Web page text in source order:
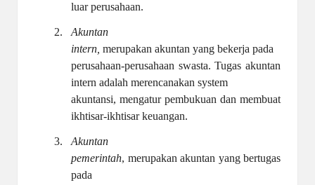
luar perusahaan.
2.
Akuntan
intern, merupakan akuntan yang bekerja pada
perusahaan-perusahaan swasta. Tugas akuntan
intern adalah merencanakan system
akuntansi, mengatur pembukuan dan membuat
ikhtisar-ikhtisar keuangan.
3.
Akuntan
pemerintah, merupakan akuntan yang bertugas
pada